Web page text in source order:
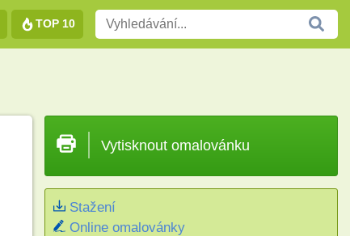
TOP 10
Vytisknout omalovánku
Stažení
Online omalovánky